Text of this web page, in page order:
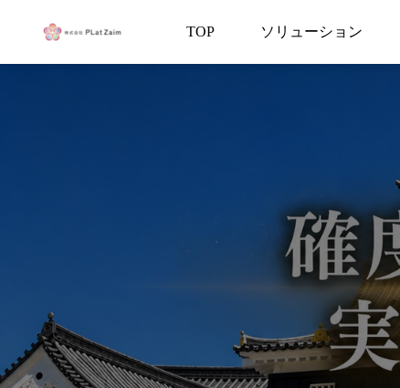
TOP ソリューション
サービス一覧